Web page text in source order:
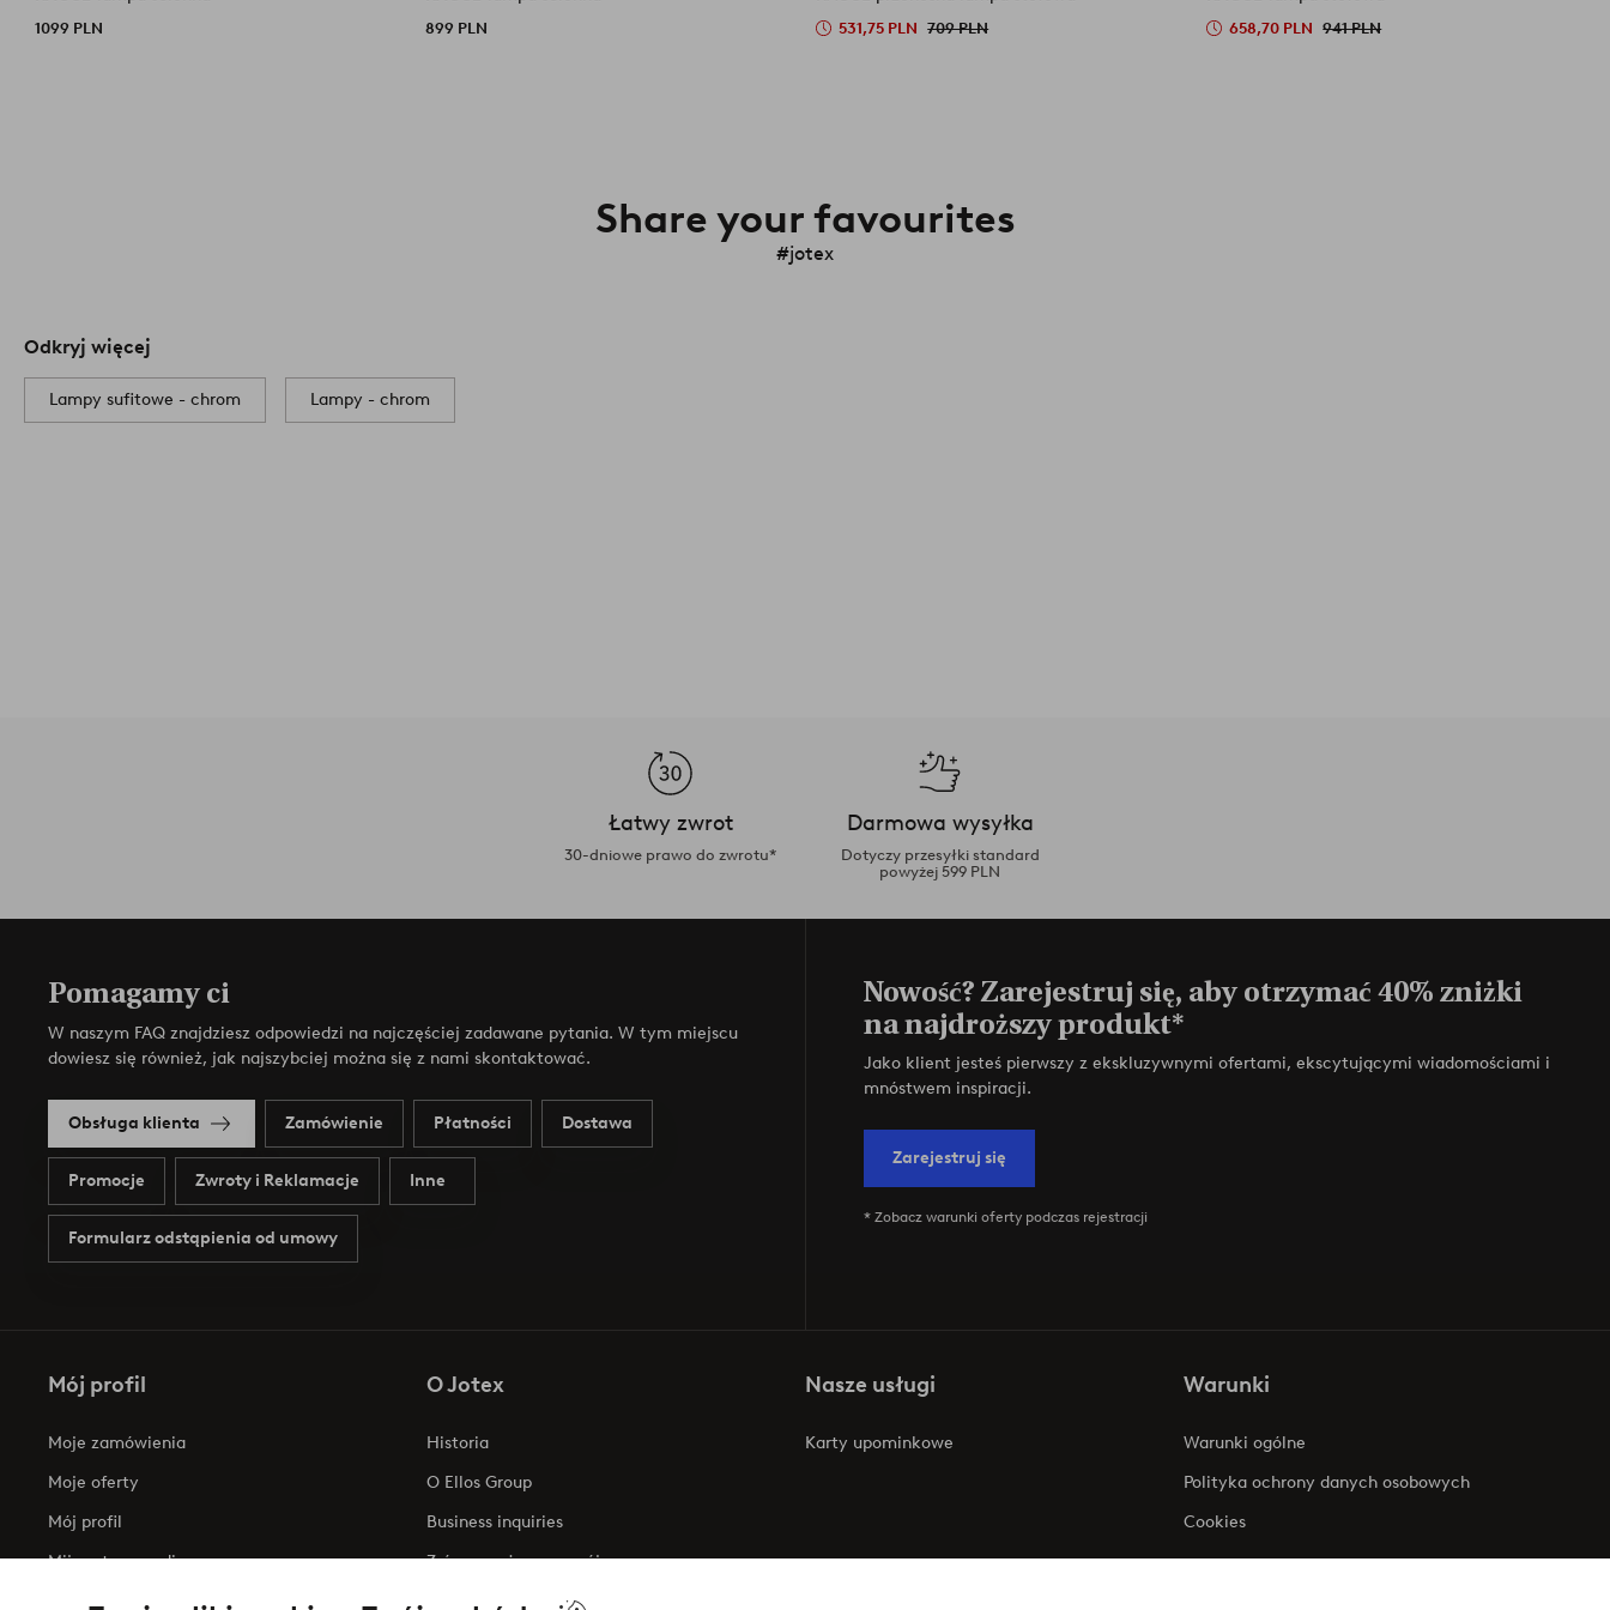
1099 PLN 899 PLN 531,75 PLN 709 PLN 658,70 PLN 941 PLN
Share your favourites
#jotex
Odkryj więcej
Lampy sufitowe - chrom Lampy - chrom
Łatwy zwrot
30-dniowe prawo do zwrotu*
Darmowa wysyłka
Dotyczy przesyłki standard
powyżej 599 PLN
Pomagamy ci
W naszym FAQ znajdziesz odpowiedzi na najczęściej zadawane pytania. W tym miejscu
dowiesz się również, jak najszybciej można się z nami skontaktować.
Obsługa klienta Zamówienie Płatności Dostawa
Promocje Zwroty i Reklamacje Inne
Formularz odstąpienia od umowy
Nowość? Zarejestruj się, aby otrzymać 40% zniżki
na najdroższy produkt*
Jako klient jesteś pierwszy z ekskluzywnymi ofertami, ekscytującymi wiadomościami i
mnóstwem inspiracji.
Zarejestruj się
* Zobacz warunki oferty podczas rejestracji
Mój profil
Moje zamówienia
Moje oferty
Mój profil
Mijn retourzendingen
O Jotex
Historia
O Ellos Group
Business inquiries
Zrównoważony rozwój
Oświadczenie o dostępności
Nasze usługi
Karty upominkowe
Warunki
Warunki ogólne
Polityka ochrony danych osobowych
Cookies